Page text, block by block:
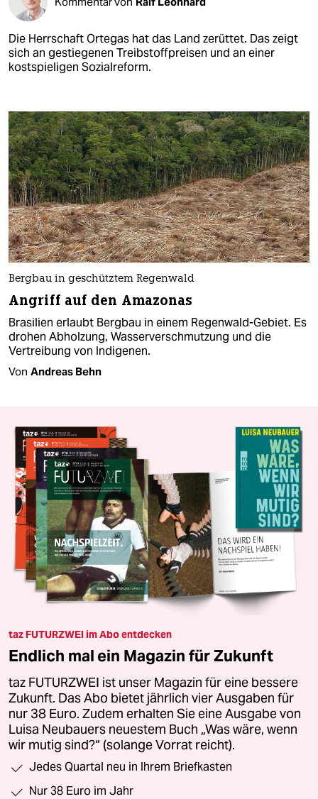
Die Herrschaft Ortegas hat das Land zerüttet. Das zeigt
sich an gestiegenen Treibstoffpreisen und an einer
kostspieligen Sozialreform.
Bergbau in geschütztem Regenwald
Angriff auf den Amazonas
Brasilien erlaubt Bergbau in einem Regenwald-Gebiet. Es
drohen Abholzung, Wasserverschmutzung und die
Vertreibung von Indigenen.
Von Andreas Behn
taz FUTURZWEI im Abo entdecken
Endlich mal ein Magazin für Zukunft
taz FUTURZWEI ist unser Magazin für eine bessere
Zukunft. Das Abo bietet jährlich vier Ausgaben für
nur 38 Euro. Zudem erhalten Sie eine Ausgabe von
Luisa Neubauers neuestem Buch „Was wäre, wenn
wir mutig sind?“ (solange Vorrat reicht).
Jedes Quartal neu in Ihrem Briefkasten
Nur 38 Euro im Jahr